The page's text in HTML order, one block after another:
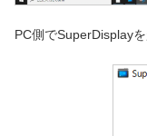
PC側でSuperDisplay